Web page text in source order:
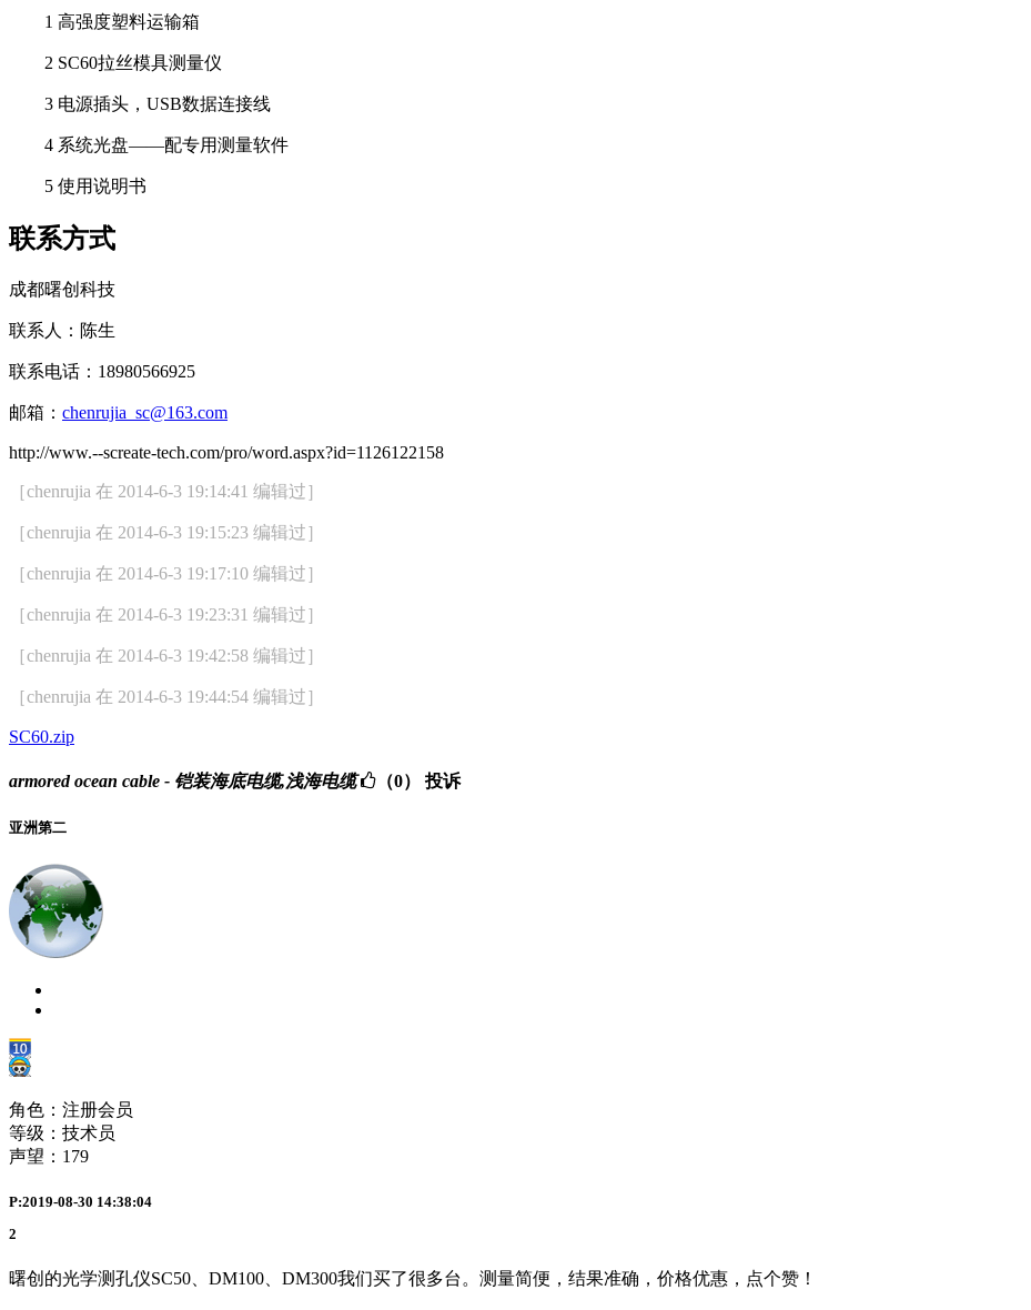
1 高强度塑料运输箱
2 SC60拉丝模具测量仪
3 电源插头， USB数据连接线
4 系统光盘——配专用测量软件
5 使用说明书
联系方式
成都曙创科技
联系人：陈生
联系电话： 18980566925
邮箱： chenrujia_sc@163.com
http://www.--screate-tech.com/pro/word.aspx?id=1126122158
［chenrujia 在 2014-6-3 19:14:41 编辑过］
［chenrujia 在 2014-6-3 19:15:23 编辑过］
［chenrujia 在 2014-6-3 19:17:10 编辑过］
［chenrujia 在 2014-6-3 19:23:31 编辑过］
［chenrujia 在 2014-6-3 19:42:58 编辑过］
［chenrujia 在 2014-6-3 19:44:54 编辑过］
SC60.zip
armored ocean cable - 铠装海底电缆,浅海电缆 （0） 投诉
亚洲第二
角色：注册会员
等级：技术员
声望： 179
P:2019-08-30 14:38:04
2
曙创的光学测孔仪SC50、DM100、DM300我们买了很多台。测量简便，结果准确，价格优惠，点个赞！